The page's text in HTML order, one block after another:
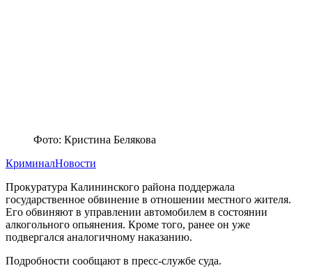
Фото: Кристина Белякова
КриминалНовости
Прокуратура Калининского района поддержала
государственное обвинение в отношении местного жителя.
Его обвиняют в управлении автомобилем в состоянии
алкогольного опьянения. Кроме того, ранее он уже
подвергался аналогичному наказанию.
Подробности сообщают в пресс-службе суда.